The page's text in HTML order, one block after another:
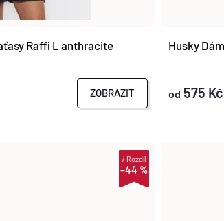
Raffi L anthracite
ZOBRAZIT
Husky
od 575 Kč
–44 %
iRozdíl